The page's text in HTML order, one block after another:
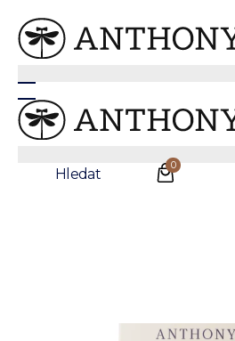
Hledat
0
Vícebarevné ponožky se vzorem